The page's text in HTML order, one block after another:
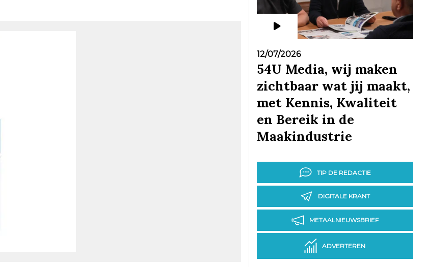
12/07/2026
54U Media, wij maken
zichtbaar wat jij maakt,
met Kennis, Kwaliteit
en Bereik in de
Maakindustrie
TIP DE REDACTIE
DIGITALE KRANT
METAALNIEUWSBRIEF
ADVERTEREN